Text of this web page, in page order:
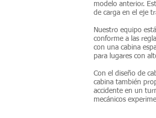
modelo anterior.
de carga en el eje
Nuestro equipo
conforme a las
con una cabina
para lugares con
Con el diseño de
cabina también
accidente en un
mecánicos